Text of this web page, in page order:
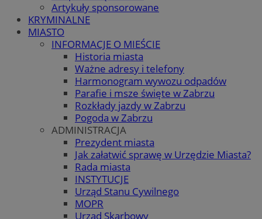
Artykuły sponsorowane
KRYMINALNE
MIASTO
INFORMACJE O MIEŚCIE
Historia miasta
Ważne adresy i telefony
Harmonogram wywozu odpadów
Parafie i msze święte w Zabrzu
Rozkłady jazdy w Zabrzu
Pogoda w Zabrzu
ADMINISTRACJA
Prezydent miasta
Jak załatwić sprawę w Urzędzie Miasta?
Rada miasta
INSTYTUCJE
Urząd Stanu Cywilnego
MOPR
Urząd Skarbowy